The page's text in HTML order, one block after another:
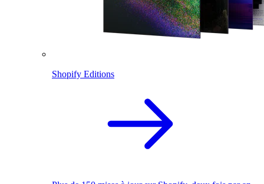
Shopify Editions